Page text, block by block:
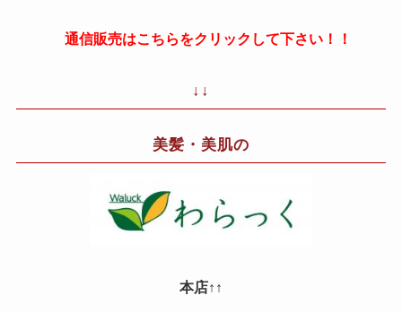
通信販売はこちらをクリックして下さい！！
↓↓
美髪・美肌の
本店↑↑